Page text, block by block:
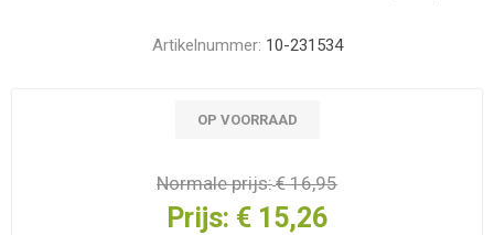
Artikelnummer: 10-231534
OP VOORRAAD
Normale prijs:€ 16,95
Prijs: € 15,26